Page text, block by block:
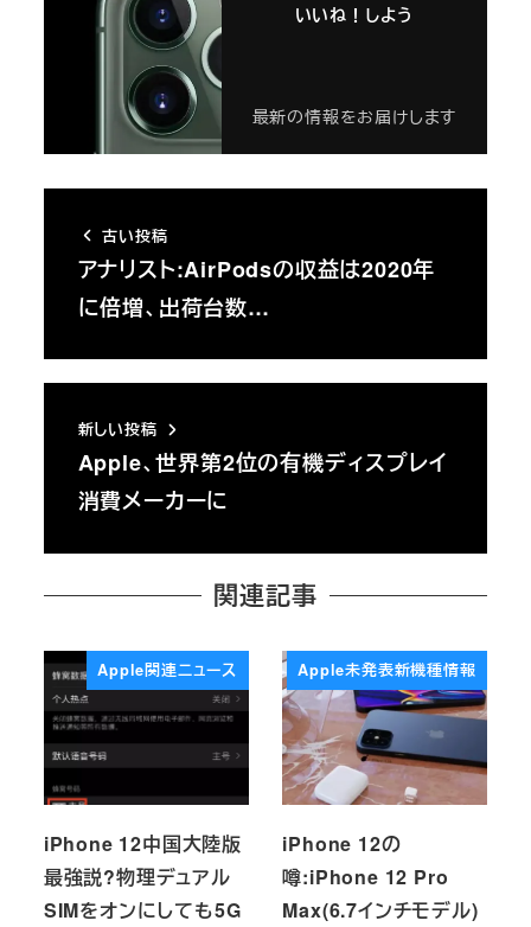
いいね！しよう
最新の情報をお届けします
古い投稿
アナリスト:AirPodsの収益は2020年
に倍増、出荷台数…
新しい投稿
Apple、世界第2位の有機ディスプレイ
消費メーカーに
関連記事
Apple関連ニュース
iPhone 12中国大陸版
最強説?物理デュアル
SIMをオンにしても5G
Apple未発表新機種情報
iPhone 12の
噂:iPhone 12 Pro
Max(6.7インチモデル)